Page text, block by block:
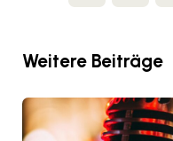
Weitere Beiträge